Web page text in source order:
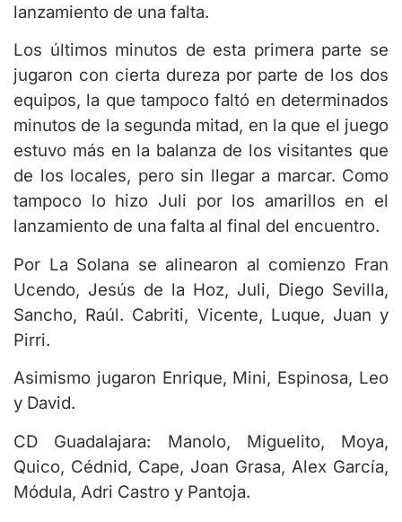
lanzamiento de una falta.
Los últimos minutos de esta primera parte se
jugaron con cierta dureza por parte de los dos
equipos, la que tampoco faltó en determinados
minutos de la segunda mitad, en la que el juego
estuvo más en la balanza de los visitantes que
de los locales, pero sin llegar a marcar. Como
tampoco lo hizo Juli por los amarillos en el
lanzamiento de una falta al final del encuentro.
Por La Solana se alinearon al comienzo Fran
Ucendo, Jesús de la Hoz, Juli, Diego Sevilla,
Sancho, Raúl. Cabriti, Vicente, Luque, Juan y
Pirri.
Asimismo jugaron Enrique, Mini, Espinosa, Leo
y David.
CD Guadalajara: Manolo, Miguelito, Moya,
Quico, Cédnid, Cape, Joan Grasa, Alex García,
Módula, Adri Castro y Pantoja.